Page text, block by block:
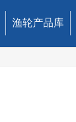
渔轮产品库